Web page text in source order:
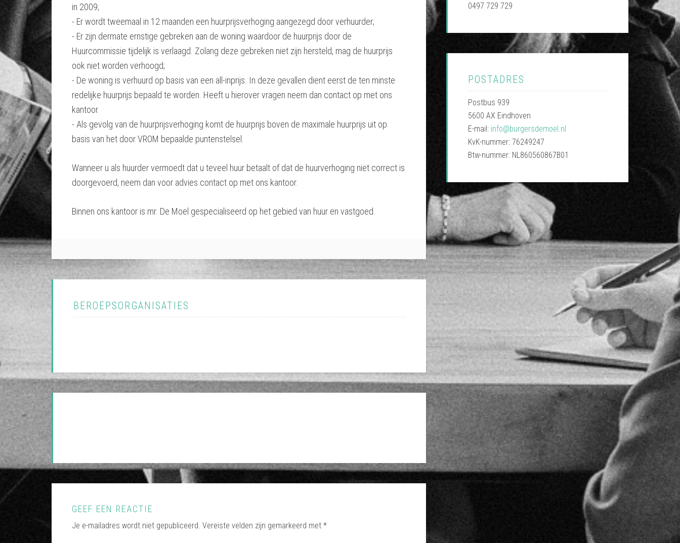
in 2009;
- Er wordt tweemaal in 12 maanden een huurprijsverhoging aangezegd door verhuurder;
- Er zijn dermate ernstige gebreken aan de woning waardoor de huurprijs door de
Huurcommissie tijdelijk is verlaagd. Zolang deze gebreken niet zijn hersteld, mag de huurprijs
ook niet worden verhoogd;
- De woning is verhuurd op basis van een all-inprijs. In deze gevallen dient eerst de ten minste
redelijke huurprijs bepaald te worden. Heeft u hierover vragen neem dan contact op met ons
kantoor.
- Als gevolg van de huurprijsverhoging komt de huurprijs boven de maximale huurprijs uit op
basis van het door VROM bepaalde puntenstelsel.
Wanneer u als huurder vermoedt dat u teveel huur betaalt of dat de huurverhoging niet correct is
doorgevoerd, neem dan voor advies contact op met ons kantoor.
Binnen ons kantoor is mr. De Moel gespecialiseerd op het gebied van huur en vastgoed.
BEROEPSORGANISATIES
GEEF EEN REACTIE
Je e-mailadres wordt niet gepubliceerd. Vereiste velden zijn gemarkeerd met *
0497 729 729
POSTADRES
Postbus 939
5600 AX Eindhoven
E-mail: info@burgersdemoel.nl
KvK-nummer: 76249247
Btw-nummer: NL860560867B01